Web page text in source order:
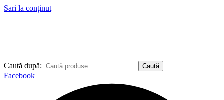
Sari la conținut
Caută după: Caută
Facebook